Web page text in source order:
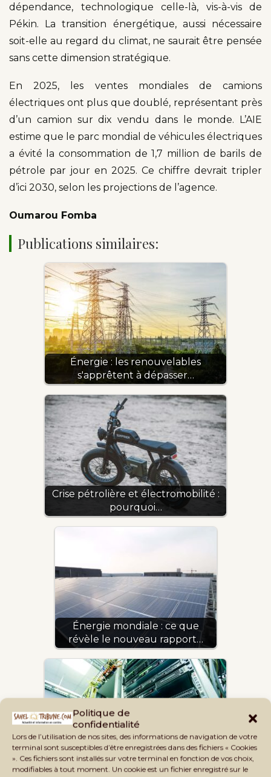
Politique de
confidentialité
Lors de l’utilisation de nos sites, des informations de navigation de votre
terminal sont susceptibles d’être enregistrées dans des fichiers « Cookies
». Ces fichiers sont installés sur votre terminal en fonction de vos choix,
modifiables à tout moment. Un cookie est un fichier enregistré sur le
dépendance, technologique celle-là, vis-à-vis de
Pékin. La transition énergétique, aussi nécessaire
soit-elle au regard du climat, ne saurait être pensée
sans cette dimension stratégique.
En 2025, les ventes mondiales de camions
électriques ont plus que doublé, représentant près
d’un camion sur dix vendu dans le monde. L’AIE
estime que le parc mondial de véhicules électriques
a évité la consommation de 1,7 million de barils de
pétrole par jour en 2025. Ce chiffre devrait tripler
d’ici 2030, selon les projections de l’agence.
Oumarou Fomba
Publications similaires:
Énergie : les renouvelables
s'apprêtent à dépasser…
Crise pétrolière et électromobilité :
pourquoi…
Énergie mondiale : ce que
révèle le nouveau rapport…
Course à l’IA : pourquoi la demande
d’électricité…